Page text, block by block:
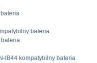
bateria
IB44 kompatybilny bateria